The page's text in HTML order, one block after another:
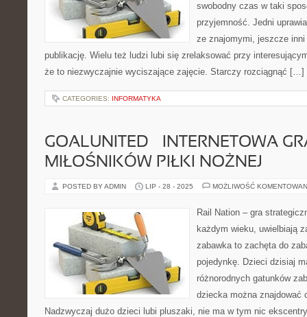
swobodny czas w taki
przyjemność. Jedni
ze znajomymi, jeszcze
publikację. Wielu też ludzi lubi się zrelaksować przy
że to niezwyczajnie wyciszające zajęcie. Starczy rozciągnąć […]
CATEGORIES: INFORMATYKA
GOALUNITED – INTERNETOWA
MIŁOŚNIKÓW PIŁKI NOŻNEJ
POSTED BY ADMIN LIP - 28 - 2025 MOŻLIWOŚĆ
Rail Nation – gra
każdym wieku, uwielbiają
zabawka to zachęta do
pojedynkę. Dzieci dzisiaj
różnorodnych gatunków
dziecka można znajdować
Nadzwyczaj dużo dzieci lubi pluszaki, nie ma w tym nic